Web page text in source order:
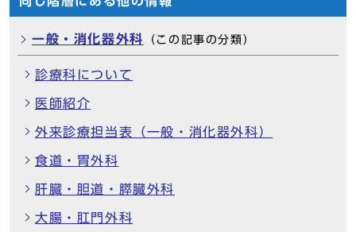
一般・消化器外科 （この記事の分類）
診療科について
医師紹介
外来診療担当表（一般・消化器外科）
食道・胃外科
肝臓・胆道・膵臓外科
大腸・肛門外科